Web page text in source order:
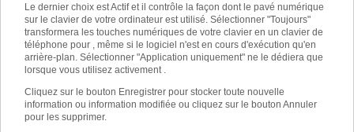
Le dernier choix est Actif et il contrôle la façon dont le pavé numérique
sur le clavier de votre ordinateur est utilisé. Sélectionner "Toujours"
transformera les touches numériques de votre clavier en un clavier de
téléphone pour , même si le logiciel n'est en cours d'exécution qu'en
arrière-plan. Sélectionner "Application uniquement" ne le dédiera que
lorsque vous utilisez activement .
Cliquez sur le bouton Enregistrer pour stocker toute nouvelle
information ou information modifiée ou cliquez sur le bouton Annuler
pour les supprimer.